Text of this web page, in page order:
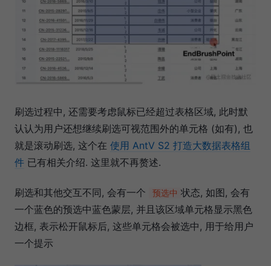
刷选过程中, 还需要考虑鼠标已经超过表格区域, 此时默
认认为用户还想继续刷选可视范围外的单元格 (如有), 也
就是滚动刷选, 这个在 使用 AntV S2 打造大数据表格组
件 已有相关介绍. 这里就不再赘述.
刷选和其他交互不同, 会有一个 预选中 状态, 如图, 会有
一个蓝色的预选中蓝色蒙层, 并且该区域单元格显示黑色
边框, 表示松开鼠标后, 这些单元格会被选中, 用于给用户
一个提示